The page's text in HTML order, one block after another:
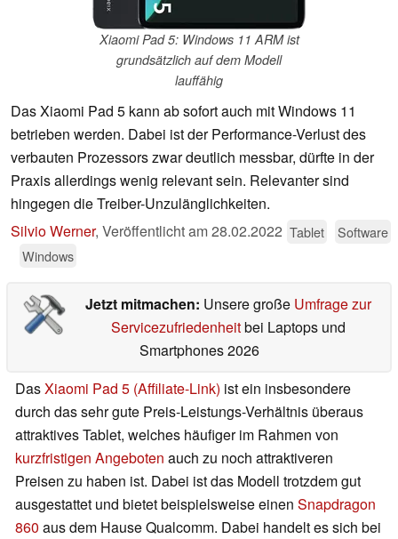
Xiaomi Pad 5: Windows 11 ARM ist
grundsätzlich auf dem Modell
lauffähig
Das Xiaomi Pad 5 kann ab sofort auch mit Windows 11
betrieben werden. Dabei ist der Performance-Verlust des
verbauten Prozessors zwar deutlich messbar, dürfte in der
Praxis allerdings wenig relevant sein. Relevanter sind
hingegen die Treiber-Unzulänglichkeiten.
Silvio Werner, Veröffentlicht am28.02.2022 Tablet
Software
Windows
Jetzt mitmachen: Unsere große Umfrage zur
Servicezufriedenheitbei Laptops und
Smartphones 2026
DasXiaomi Pad 5 (Affiliate-Link) ist ein insbesondere
durch das sehr gute Preis-Leistungs-Verhältnis überaus
attraktives Tablet, welches häufiger im Rahmen von
kurzfristigen Angeboten auch zu noch attraktiveren
Preisen zu haben ist. Dabei ist das Modell trotzdem gut
ausgestattet und bietet beispielsweise einen Snapdragon
860 aus dem Hause Qualcomm. Dabei handelt es sich bei